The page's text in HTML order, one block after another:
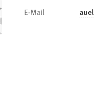
E-Mail auel